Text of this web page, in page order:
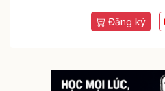
Đăng ký